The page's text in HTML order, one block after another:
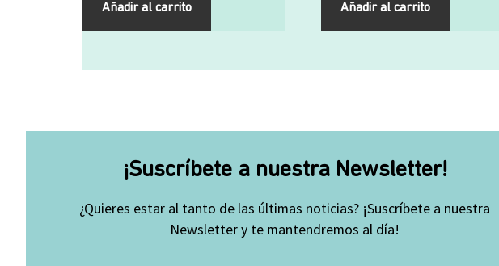
Añadir al carrito Añadir al carrito
¡Suscríbete a nuestra Newsletter!
¿Quieres estar al tanto de las últimas noticias? ¡Suscríbete a nuestra
Newsletter y te mantendremos al día!